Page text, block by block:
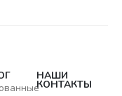
НАШИ
КОНТАКТЫ